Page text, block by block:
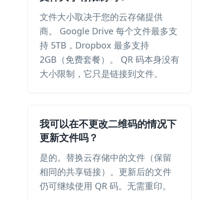
文件大小取决于您的云存储提供
商。 Google Drive 每个文件最多支
持 5TB，Dropbox 最多支持
2GB（免费套餐）。 QR 码本身没有
大小限制，它只是链接到文件。
我可以在不更改二维码的情况下
更新文件吗？
是的。替换云存储中的文件（保留
相同的共享链接）。更新后的文件
仍可继续使用 QR 码。无需重印。